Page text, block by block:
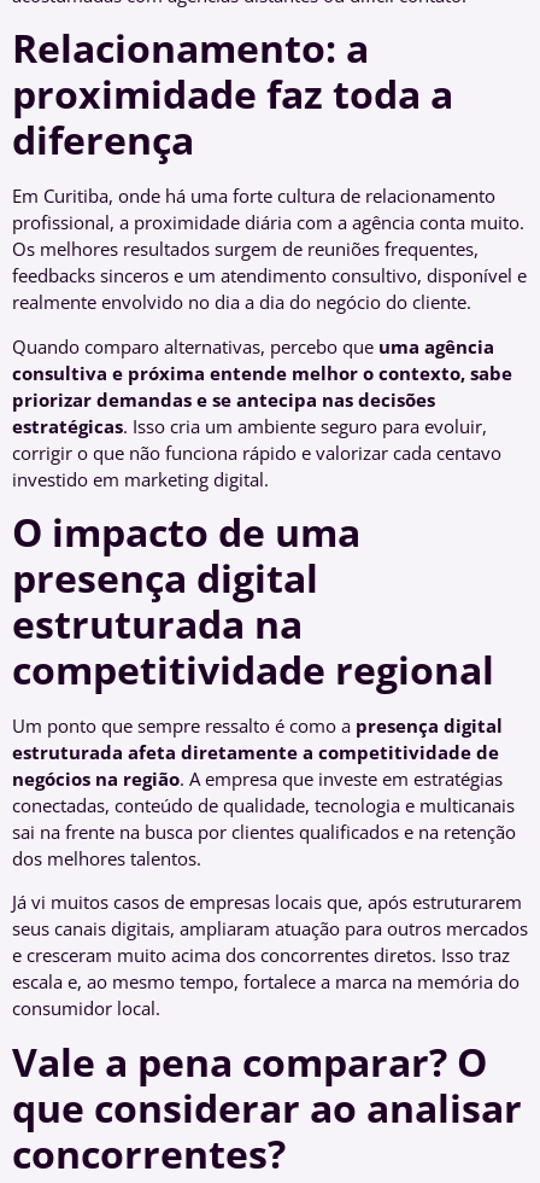
Relacionamento: a
proximidade faz toda a
diferença
Em Curitiba, onde há uma forte cultura de relacionamento
profissional, a proximidade diária com a agência conta muito.
Os melhores resultados surgem de reuniões frequentes,
feedbacks sinceros e um atendimento consultivo, disponível e
realmente envolvido no dia a dia do negócio do cliente.
Quando comparo alternativas, percebo que uma agência
consultiva e próxima entende melhor o contexto, sabe
priorizar demandas e se antecipa nas decisões
estratégicas. Isso cria um ambiente seguro para evoluir,
corrigir o que não funciona rápido e valorizar cada centavo
investido em marketing digital.
O impacto de uma
presença digital
estruturada na
competitividade regional
Um ponto que sempre ressalto é como a presença digital
estruturada afeta diretamente a competitividade de
negócios na região. A empresa que investe em estratégias
conectadas, conteúdo de qualidade, tecnologia e multicanais
sai na frente na busca por clientes qualificados e na retenção
dos melhores talentos.
Já vi muitos casos de empresas locais que, após estruturarem
seus canais digitais, ampliaram atuação para outros mercados
e cresceram muito acima dos concorrentes diretos. Isso traz
escala e, ao mesmo tempo, fortalece a marca na memória do
consumidor local.
Vale a pena comparar? O
que considerar ao analisar
concorrentes?